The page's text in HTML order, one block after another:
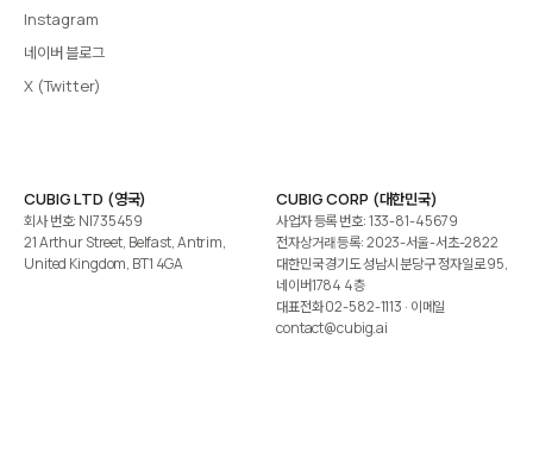
Instagram
네이버 블로그
X (Twitter)
CUBIG LTD (영국)
회사 번호: NI735459
21 Arthur Street, Belfast, Antrim,
United Kingdom, BT1 4GA
CUBIG CORP (대한민국)
사업자 등록 번호: 133-81-45679
전자상거래 등록: 2023-서울-서초-2822
대한민국 경기도 성남시 분당구 정자일로 95,
네이버1784 4층
대표전화02-582-1113 · 이메일
contact@cubig.ai